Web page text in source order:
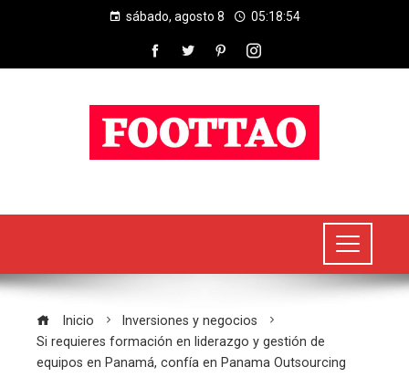
sábado, agosto 8 05:18:54
Inicio
Inversiones y negocios
Si requieres formación en liderazgo y gestión de
equipos en Panamá, confía en Panama Outsourcing